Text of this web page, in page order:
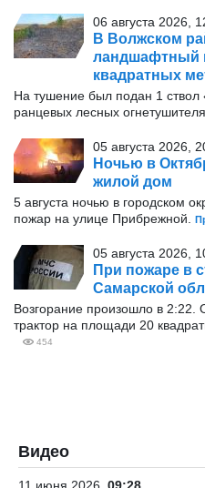
06 августа 2026,
В Волжском
ландшафтный
квадратных
На тушение был подан 1 ствол
ранцевых лесных
05 августа 2026,
Ночью в
жилой дом
5 августа ночью в городском
пожар на улице Прибрежной.
05 августа 2026,
При пожаре в
Самарской
Возгорание произошло в 2:22.
трактор на площади 20
454
Видео